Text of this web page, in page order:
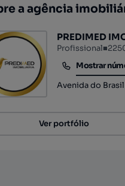
a agência
PREDIMED
Profissional■
Mostrar
Mostrar
Avenida do Brasil
Ver portfólio